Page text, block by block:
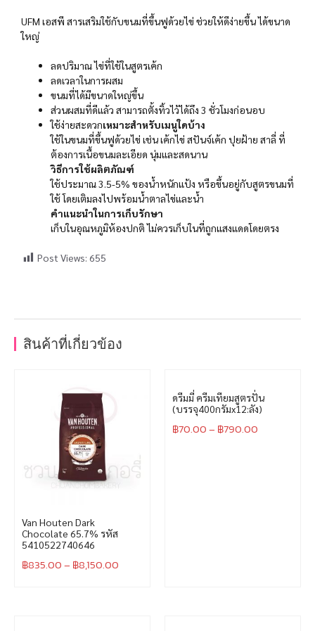
UFM เอสพี สารเสริมใช้กับขนมที่ขึ้นฟูด้วยไข่ ช่วยให้ดีง่ายขึ้น ได้ขนาด
ใหญ่
ลดปริมาณ ไข่ที่ใช้ในสูตรเค้ก
ลดเวลาในการผสม
ขนมที่ได้มีขนาดใหญ่ขึ้น
ส่วนผสมที่ดีแล้ว สามารถตั้งทิ้วไว้ได้ถึง 3 ชั่วโมงก่อนอบ
ใช้ง่ายสะดวกเหมาะสำหรับเมนูใดบ้าง
ใช้ในขนมที่ขึ้นฟูด้วยไข่ เช่น เค้กไข่ สปันจ์เค้ก ปุยฝ้าย สาลี่ ที่
ต้องการเนื้อขนมละเอียด นุ่มและสดนาน
วิธีการใช้ผลิตภัณฑ์
ใช้ประมาณ 3.5-5% ของน้ำหนักแป้ง หรือขึ้นอยู่กับสูตรขนมที่
ใช้ โดยเติมลงไปพร้อมน้ำตาลไข่และน้ำ
คำแนะนำในการเก็บรักษา
เก็บในอุณหภูมิห้องปกติ ไม่ควรเก็บในที่ถูกแสงแดดโดยตรง
Post Views: 655
สินค้าที่เกี่ยวข้อง
Van Houten Dark
Chocolate 65.7% รหัส
5410522740646
฿835.00– ฿8,150.00
ดรีมมี่ ครีมเทียมสูตรปั่น
(บรรจุ400กรัมx12:ลัง)
฿70.00– ฿790.00